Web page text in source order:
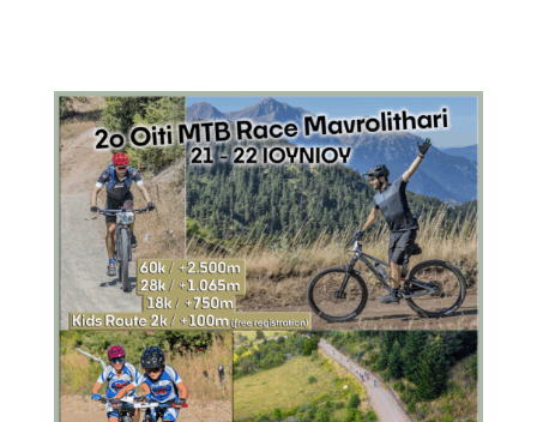
a
c
e
b
o
o
k
e
ss
e
n
g
e
r
b
e
r
m
ai
l
w
it
te
r
n
te
r
e
st